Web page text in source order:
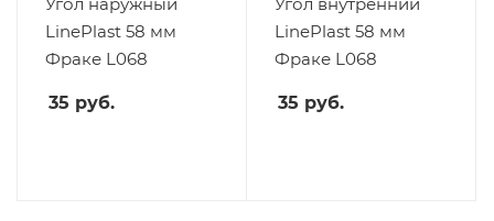
LinePlast 58 мм
Фраке L068
35 руб.
LinePlast 58 мм
Фраке L068
35 руб.